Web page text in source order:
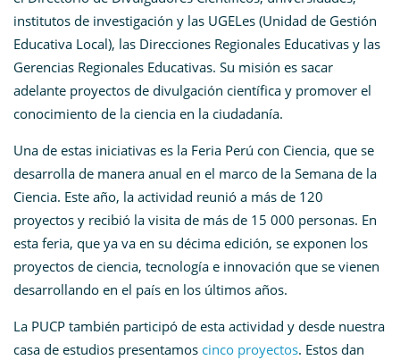
institutos de investigación y las UGELes (Unidad de Gestión
Educativa Local), las Direcciones Regionales Educativas y las
Gerencias Regionales Educativas. Su misión es sacar
adelante proyectos de divulgación científica y promover el
conocimiento de la ciencia en la ciudadanía.
Una de estas iniciativas es la Feria Perú con Ciencia, que se
desarrolla de manera anual en el marco de la Semana de la
Ciencia. Este año, la actividad reunió a más de 120
proyectos y recibió la visita de más de 15 000 personas. En
esta feria, que ya va en su décima edición, se exponen los
proyectos de ciencia, tecnología e innovación que se vienen
desarrollando en el país en los últimos años.
La PUCP también participó de esta actividad y desde nuestra
casa de estudios presentamos cinco proyectos. Estos dan